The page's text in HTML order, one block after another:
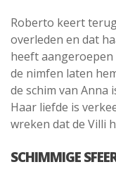
Roberto keert
overleden en dat
heeft aangeroepen
de nimfen laten
de schim van Anna
Haar liefde is
wreken dat de Villi
SCHIMMIGE